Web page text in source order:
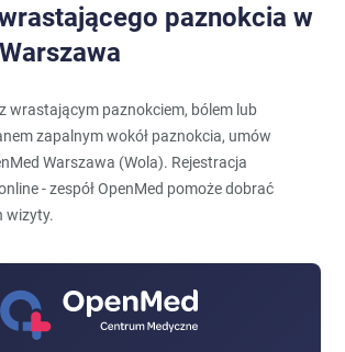
paznokcia w
wrastającym paznokciem, bólem lub
zapalnym wokół paznokcia, umów
Warszawa (Wola). Rejestracja
- zespół OpenMed pomoże dobrać
wizyty.